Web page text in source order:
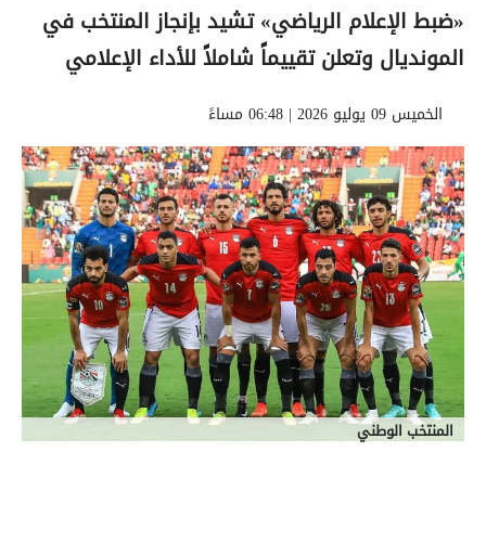
«ضبط الإعلام الرياضي» تشيد بإنجاز المنتخب في
المونديال وتعلن تقييماً شاملاً للأداء الإعلامي
الخميس 09 يوليو 2026 | 06:48 مساءً
المنتخب الوطني